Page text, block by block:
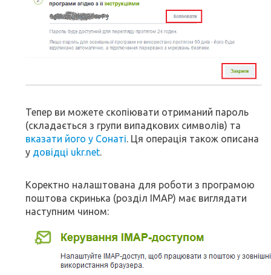
Тепер ви можете скопіювати отриманий пароль
(складається з групи випадкових символів) та
вказати його у Сонаті . Ця операція також описана
у довідці ukr.net
Коректно налаштована для роботи з програмою
поштова скринька (розділ IMAP) має виглядати
наступним чином: